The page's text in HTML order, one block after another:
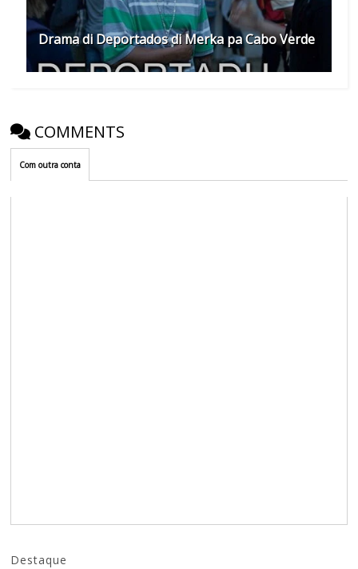
Drama di Deportados di Merka pa Cabo Verde
COMMENTS
Com outra conta
Destaque